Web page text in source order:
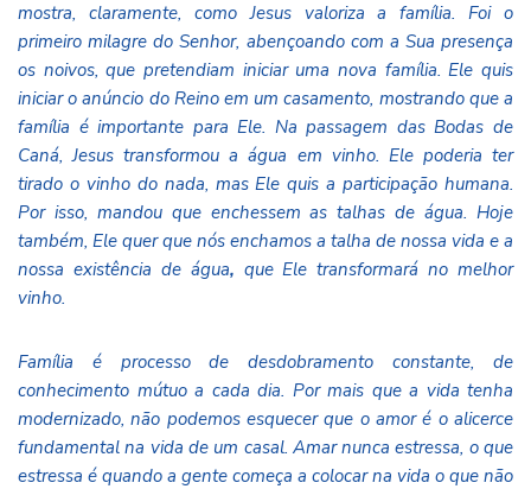
mostra, claramente, como Jesus valoriza a família. Foi o
primeiro milagre do Senhor, abençoando com a Sua presença
os noivos, que pretendiam iniciar uma nova família. Ele quis
iniciar o anúncio do Reino em um casamento, mostrando que a
família é importante para Ele. Na passagem das Bodas de
Caná, Jesus transformou a água em vinho. Ele poderia ter
tirado o vinho do nada, mas Ele quis a participação humana.
Por isso, mandou que enchessem as talhas de água. Hoje
também, Ele quer que nós enchamos a talha de nossa vida e a
nossa existência de água, que Ele transformará no melhor
vinho.
Família é processo de desdobramento constante, de
conhecimento mútuo a cada dia. Por mais que a vida tenha
modernizado, não podemos esquecer que o amor é o alicerce
fundamental na vida de um casal. Amar nunca estressa, o que
estressa é quando a gente começa a colocar na vida o que não